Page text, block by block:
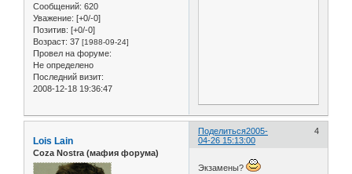
Сообщений: 620
Уважение: [+0/-0]
Позитив: [+0/-0]
Возраст: 37 [1988-09-24]
Провел на форуме:
Не определено
Последний визит:
2008-12-18 19:36:47
Поделиться 4
2005-
04-26 15:13:00
Lois Lain
Coza Nostra (мафия форума)
Экзамены?